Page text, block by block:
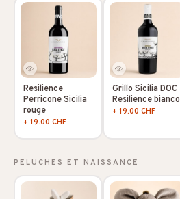
Resilience
Perricone Sicilia
rouge
+ 19.00 CHF
Grillo Sicilia DOC
Resilience bianco
+ 19.00 CHF
PELUCHES ET NAISSANCE